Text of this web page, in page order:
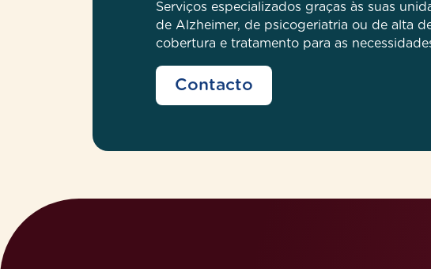
Serviços especializados graças às suas
de Alzheimer, de psicogeriatria ou de alta
cobertura e tratamento para as
Contacto